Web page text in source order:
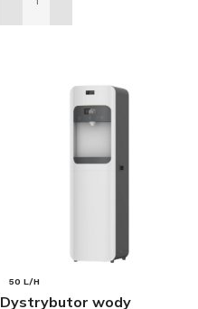
DODAJ DO KOSZYKA
50 L/H
Dystrybutor wody